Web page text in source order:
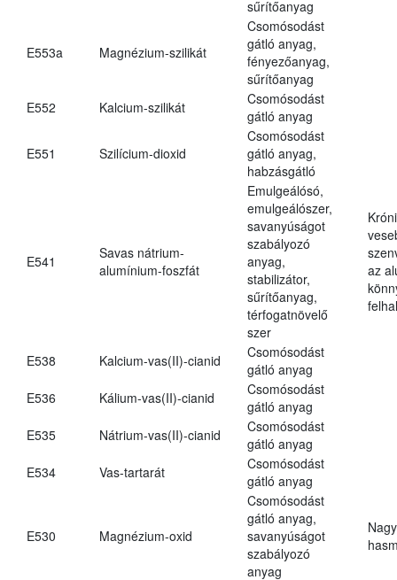
sűrítőanyag
E553a Magnézium-szilikát
Csomósodást
gátló anyag,
fényezőanyag,
sűrítőanyag
E552
Kalcium-szilikát
Csomósodást
gátló anyag
E551 Szilícium-dioxid
Csomósodást
gátló anyag,
habzásgátló
E541
Savas nátrium-
alumínium-foszfát
Emulgeálósó,
emulgeálószer,
savanyúságot
szabályozó
anyag,
stabilizátor,
sűrítőanyag,
térfogatnövelő
szer
az
E538 Kalcium-vas(II)-cianid
Csomósodást
gátló anyag
E536
Kálium-vas(II)-cianid
Csomósodást
gátló anyag
E535
Nátrium-vas(II)-cianid
Csomósodást
gátló anyag
E534
Vas-tartarát
Csomósodást
gátló anyag
E530 Magnézium-oxid
Csomósodást
gátló anyag,
savanyúságot
szabályozó
anyag